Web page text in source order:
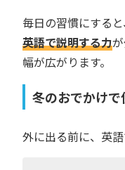
毎日の習慣にすると
英語で説明する力
幅が広がります。
冬のおでかけ
外に出る前に、英